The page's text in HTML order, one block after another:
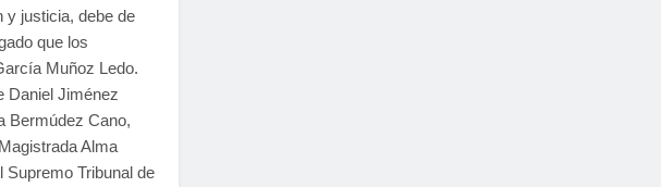
y justicia, debe de
que los
Muñoz Ledo.
Daniel Jiménez
Bermúdez Cano,
Alma
Supremo Tribunal de